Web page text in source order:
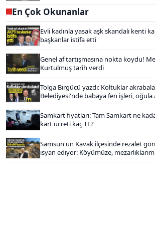
En Çok Okunanlar
Evli kadınla yasak aşk skandalı kenti
başkanlar istifa etti
Genel af tartışmasına nokta koydu!
Kurtulmuş tarih verdi
Tolga Birgücü yazdı: Koltuklar
Belediyesi'nde babaya fen işleri, oğula
Samkart fiyatları: Tam Samkart ne
kart ücreti kaç TL?
Samsun'un Kavak ilçesinde rezalet
isyan ediyor: Köyümüze,